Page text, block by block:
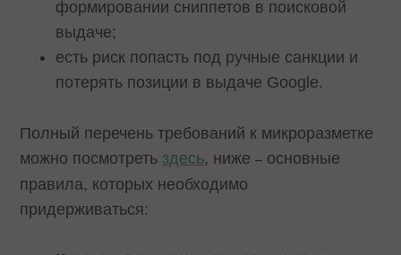
формировании сниппетов в поисковой
выдаче;
есть риск попасть под ручные санкции и
потерять позиции в выдаче Google.
Полный перечень требований к микроразметке
можно посмотреть здесь, ниже– основные
правила, которых необходимо
придерживаться: